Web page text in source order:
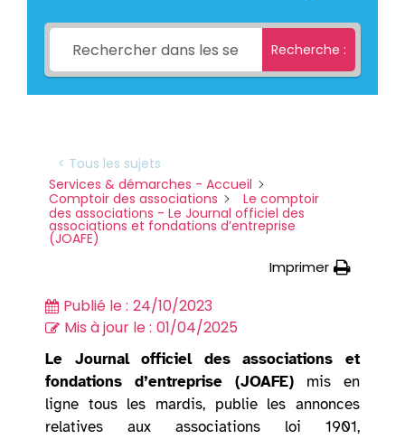
Recherche :
< Tous les sujets
Services & démarches - Accueil
Comptoir des associations
Le comptoir
des associations - Le Journal officiel des
associations et fondations d’entreprise
(JOAFE)
Imprimer
Publié le : 24/10/2023
Mis à jour le : 01/04/2025
Le Journal officiel des associations et
fondations d’entreprise (JOAFE) mis en
ligne tous les mardis, publie les annonces
relatives aux associations loi 1901,